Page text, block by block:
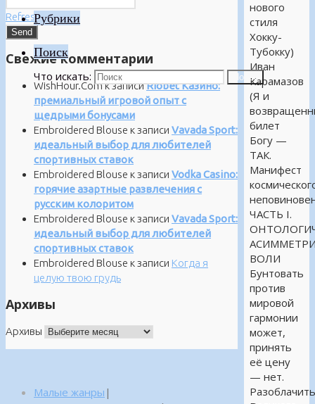
Рубрики
Поиск
Что искать: Поиск
нового
стиля
Хокку-
Тубокку)
Иван
Карамазов
(Я и
билет
Богу —
ТАК.
Манифест
ЧАСТЬ I.
ВОЛИ
Бунтовать
против
мировой
гармонии
может,
принять
её цену
— нет.
Refresh
Свежие комментарии
WishHour.Comк записиRiobet Казино:
премиальный игровой опыт с
щедрыми бонусами
Embroidered Blouse к записи Vavada Sport:
идеальный выбор для любителей
спортивных ставок
Embroidered Blouse к записи Vodka Casino:
горячие азартные развлечения с
русским колоритом
Embroidered Blouse к записи Vavada Sport:
идеальный выбор для любителей
спортивных ставок
Embroidered Blouse к записи Когда я
целую твою грудь
Архивы
Архивы
Малые жанры |